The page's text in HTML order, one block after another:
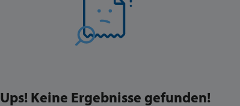
Ups! Keine Ergebnisse gefunden!